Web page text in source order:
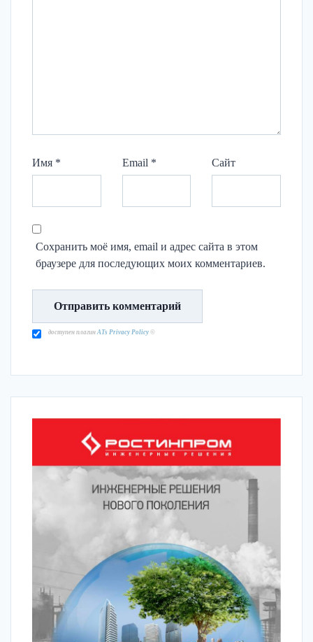
Имя * Email * Сайт
Сохранить моё имя, email и адрес сайта в этом
браузере для последующих моих комментариев.
доступен плагин ATs Privacy Policy ©